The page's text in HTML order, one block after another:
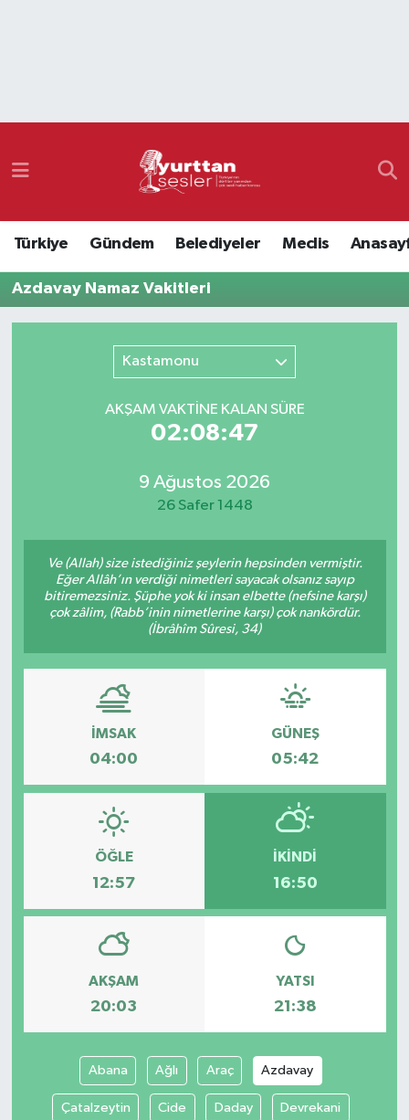
Türkiye Gündem Belediyeler Meclis
Azdavay Namaz Vakitleri
Kastamonu
AKŞAM VAKTİNE KALAN SÜRE
02:08:47
9 Ağustos 2026
26 Safer 1448
Ve (Allah) size istediğiniz şeylerin hepsinden vermiştir.
Eğer Allâh’ın verdiği nimetleri sayacak olsanız sayıp
bitiremezsiniz. Şüphe yok ki insan elbette (nefsine karşı)
çok zâlim, (Rabb’inin nimetlerine karşı) çok nankördür.
(İbrâhîm Sûresi, 34)
İMSAK
04:00
GÜNEŞ
05:42
ÖĞLE
12:57
İKINDI
16:50
AKŞAM
20:03
YATSI
21:38
Abana Ağlı Araç Azdavay
Çatalzeytin Cide Daday Devrekani
Namaz Vakitleri
Süper Lig Puan Durumu ve Fikstür
Son Dakika Haberleri